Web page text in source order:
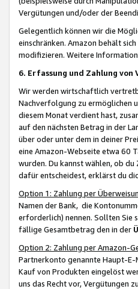
Vergütungen und/oder der
Gelegentlich können wir die
einschränken. Amazon behält
modifizieren. Weitere
6. Erfassung und Zahlung von
Wir werden wirtschaftlich
Nachverfolgung zu ermöglichen
diesem Monat verdient hast,
auf den nächsten Betrag in der
über oder unter dem in deiner
eine Amazon-Webseite etwa 60
wurden. Du kannst wählen, ob
dafür entscheidest, erklärst du
Option 1: Zahlung per
Namen der Bank, die
erforderlich) nennen. Sollten Sie
fällige Gesamtbetrag den in der
Option 2: Zahlung per Amazon-
Partnerkonto genannte Haupt-E-
Kauf von Produkten eingelöst
uns das Recht vor, Vergütungen